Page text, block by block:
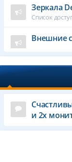
Зеркала
Список
Внешние
и 2х